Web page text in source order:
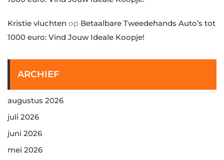
Kristie vluchten op Betaalbare Tweedehands Auto’s tot
1000 euro: Vind Jouw Ideale Koopje!
ARCHIEF
augustus 2026
juli 2026
juni 2026
mei 2026